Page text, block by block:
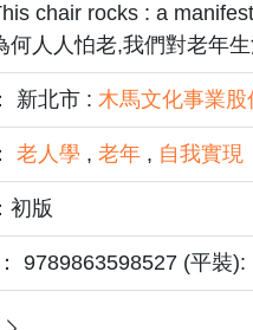
chair rocks : a
何人人怕老,我們對老年
新北市 : 木馬文化事業
老人學 , 老年, 自我實現
初版
9789863598527 (平裝):